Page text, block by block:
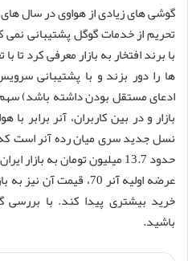
گوشی های زیادی از هواوی در سال های
تحریم از خدمات گوگل پشتیبانی
با برند افتخار به بازار معرفی کرد تا
ها را دور بزند و با پشتیبانی
ادعای مستقل بودن داشته باشد) سهم
حدود 13.7 میلیون تومان به
عرضه اولیه آنر 70،
خرید بیشتری پیدا کند. با بررسی
باشید.